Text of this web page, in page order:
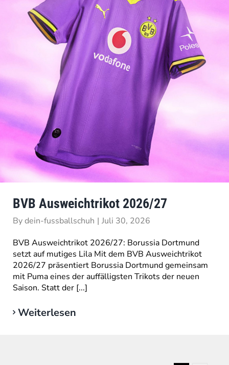
BVB Ausweichtrikot 2026/27
Bydein-fussballschuh | Juli 30, 2026
BVB Ausweichtrikot 2026/27: Borussia Dortmund
setzt auf mutiges Lila Mit dem BVB Ausweichtrikot
2026/27 präsentiert Borussia Dortmund gemeinsam
mit Puma eines der auffälligsten Trikots der neuen
Saison. Statt der [...]
Weiterlesen